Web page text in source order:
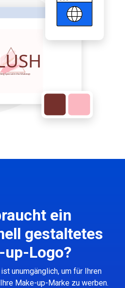
ein
gestaltetes
up-Logo?
unumgänglich, um für Ihren
Make-up-Marke zu werben.